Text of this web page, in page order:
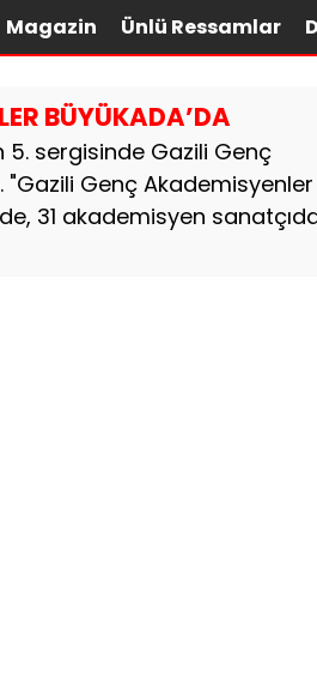
Magazin Ünlü Ressamlar
BÜYÜKADA’DA
5. sergisinde Gazili Genç
Genç Akademisyenler
31 akademisyen